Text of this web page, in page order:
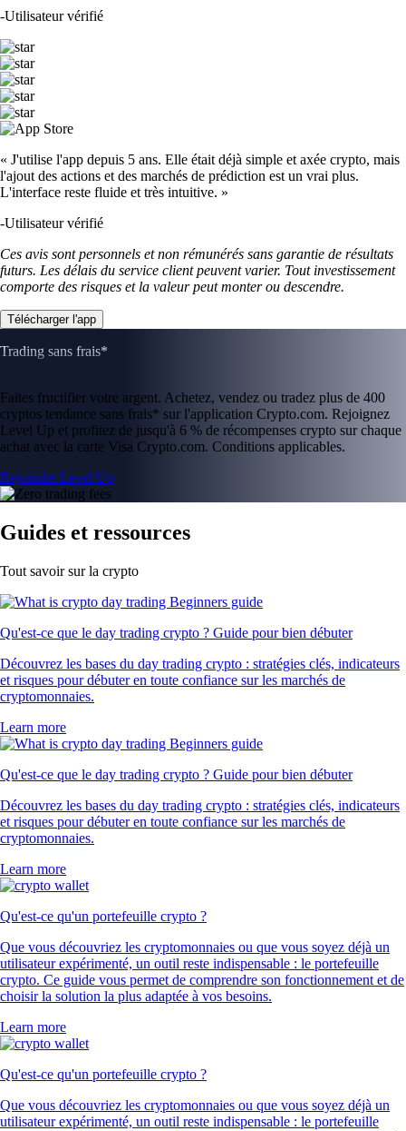
-Utilisateur vérifié
« J'utilise l'app depuis 5 ans. Elle était déjà simple et axée crypto, mais
l'ajout des actions et des marchés de prédiction est un vrai plus.
L'interface reste fluide et très intuitive. »
-Utilisateur vérifié
Ces avis sont personnels et non rémunérés sans garantie de résultats
futurs. Les délais du service client peuvent varier. Tout investissement
comporte des risques et la valeur peut monter ou descendre.
Télécharger l'app
Trading sans frais*
Faites fructifier votre argent. Achetez, vendez ou tradez plus de 400
cryptos tendance sans frais* sur l'application Crypto.com. Rejoignez
Level Up et profitez de jusqu'à 6 % de récompenses crypto sur chaque
achat avec la carte Visa Crypto.com. Conditions applicables.
Rejoindre Level Up
Guides et ressources
Tout savoir sur la crypto
Qu'est-ce que le day trading crypto ? Guide pour bien débuter
Découvrez les bases du day trading crypto : stratégies clés, indicateurs
et risques pour débuter en toute confiance sur les marchés de
cryptomonnaies.
Learn more
Qu'est-ce que le day trading crypto ? Guide pour bien débuter
Découvrez les bases du day trading crypto : stratégies clés, indicateurs
et risques pour débuter en toute confiance sur les marchés de
cryptomonnaies.
Learn more
Qu'est-ce qu'un portefeuille crypto ?
Que vous découvriez les cryptomonnaies ou que vous soyez déjà un
utilisateur expérimenté, un outil reste indispensable : le portefeuille
crypto. Ce guide vous permet de comprendre son fonctionnement et de
choisir la solution la plus adaptée à vos besoins.
Learn more
Qu'est-ce qu'un portefeuille crypto ?
Que vous découvriez les cryptomonnaies ou que vous soyez déjà un
utilisateur expérimenté, un outil reste indispensable : le portefeuille